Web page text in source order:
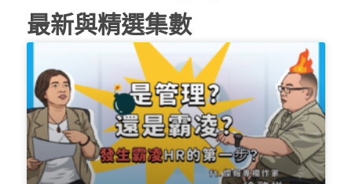
最新與精選集數